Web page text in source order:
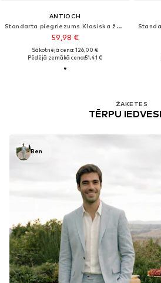
ANTIOCH
Standarta piegriezums Klasiska žakete
59,98 €
Sākotnējā cena: 126,00 €
Pēdējā zemākā cena:51,41 €
ŽAKETES
TĒRPU
Ben